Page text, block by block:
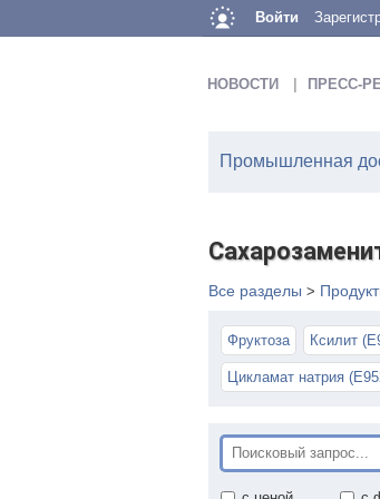
Войти
НОВОСТИ ПРЕСС-
Промышленная
Все разделы >
Фруктоза Ксилит
Цикламат натрия